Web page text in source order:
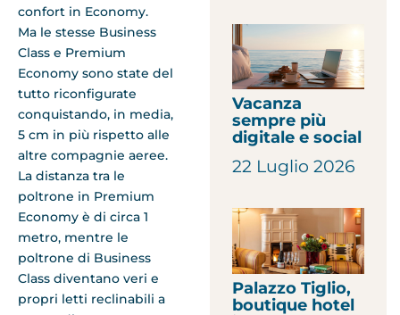
confort in Economy.
Ma le stesse Business
Class e Premium
Economy sono state del
tutto riconfigurate
conquistando, in media,
5 cm in più rispetto alle
altre compagnie aeree.
La distanza tra le
poltrone in Premium
Economy è di circa 1
metro, mentre le
poltrone di Business
Class diventano veri e
propri letti reclinabili a
Vacanza
sempre più
digitale e social
22 Luglio 2026
Palazzo Tiglio,
boutique hotel